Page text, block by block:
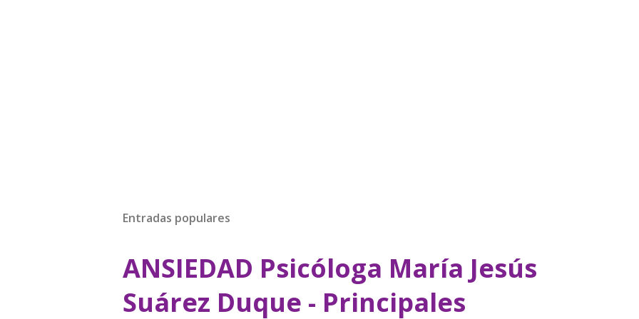
Entradas populares
ANSIEDAD Psicóloga María Jesús
Suárez Duque - Principales